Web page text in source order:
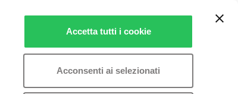
Accetta tutti i cookie
Acconsenti ai selezionati